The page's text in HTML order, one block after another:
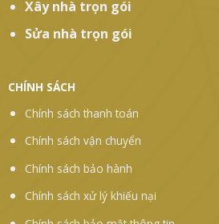
Xây nhà trọn gói
Sửa nhà trọn gói
CHÍNH SÁCH
Chính sách thanh toán
Chính sách vận chuyển
Chính sách bảo hành
Chính sách xử lý khiếu nại